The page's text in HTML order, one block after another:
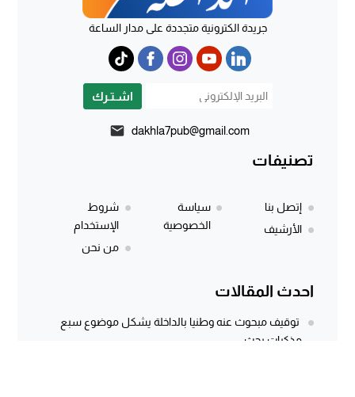
جريدة الكترونية متجددة على مدار الساعة
اشـتـرك
dakhla7pub@gmail.com
تصنيفات
إتصل بنا
الأرشيف
سياسة
الخصوصية
شروط
الإستخدام
من نحن
احدث المقالات
توقيف مبحوث عنه وطنيا بالداخلة يشكل موضوع سبع
مذكرات بحث